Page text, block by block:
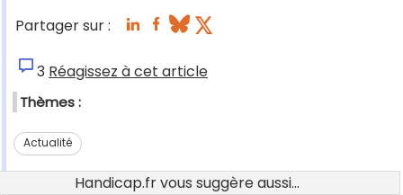
Partager sur :
3 Réagissez à cet article
Thèmes :
Actualité
Handicap.fr vous suggère aussi...